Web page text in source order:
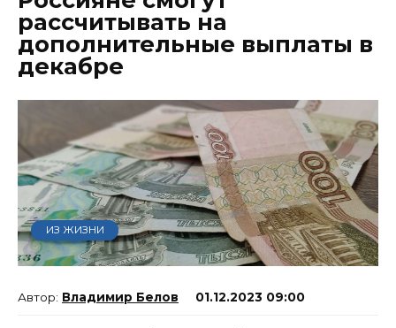
рассчитывать на
дополнительные выплаты в
декабре
ИЗ ЖИЗНИ
Владимир Белов 01.12.2023 09:00